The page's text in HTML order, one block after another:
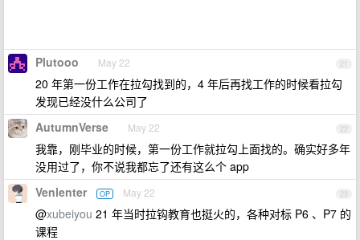
21
Plutooo May 22
20 年第一份工作在拉勾找到的，4 年后再找工作的时候看拉勾
发现已经没什么公司了
22
AutumnVerse May 22
我靠，刚毕业的时候，第一份工作就拉勾上面找的。确实好多年
没用过了，你不说我都忘了还有这么个 app
23
Venlenter OP May 22
@xubeiyou 21 年当时拉钩教育也挺火的，各种对标 P6 、P7 的
课程